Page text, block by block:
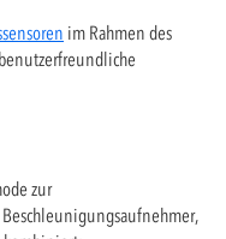
im Rahmen des
zur